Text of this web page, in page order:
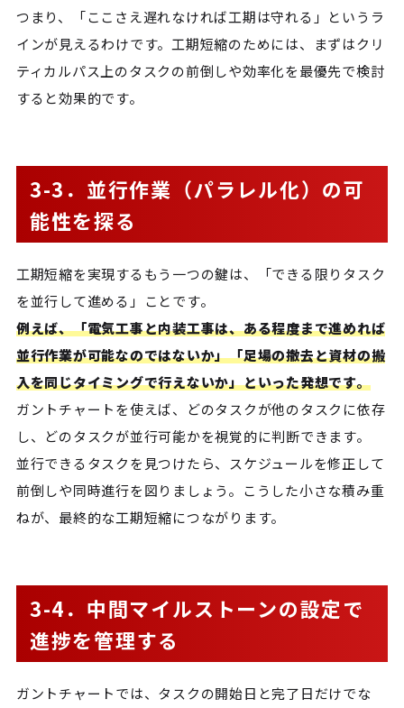
つまり、「ここさえ遅れなければ工期は守れる」というラ
インが見えるわけです。工期短縮のためには、まずはクリ
ティカルパス上のタスクの前倒しや効率化を最優先で検討
すると効果的です。
3-3．並行作業（パラレル化）の可
能性を探る
工期短縮を実現するもう一つの鍵は、「できる限りタスク
を並行して進める」ことです。
例えば、「電気工事と内装工事は、ある程度まで進めれば
並行作業が可能なのではないか」「足場の撤去と資材の搬
入を同じタイミングで行えないか」といった発想です。
ガントチャートを使えば、どのタスクが他のタスクに依存
し、どのタスクが並行可能かを視覚的に判断できます。
並行できるタスクを見つけたら、スケジュールを修正して
前倒しや同時進行を図りましょう。こうした小さな積み重
ねが、最終的な工期短縮につながります。
3-4．中間マイルストーンの設定で
進捗を管理する
ガントチャートでは、タスクの開始日と完了日だけでな